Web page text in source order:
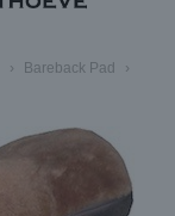
› Bareback Pad
›